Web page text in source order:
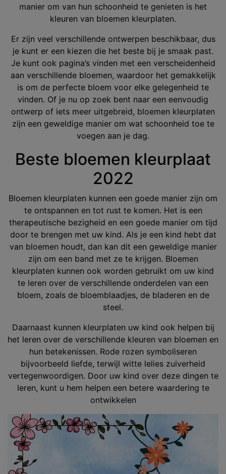
manier om van hun schoonheid te genieten is het
kleuren van bloemen kleurplaten.
Er zijn veel verschillende ontwerpen beschikbaar, dus
je kunt er een kiezen die het beste bij je smaak past.
Je kunt ook pagina’s vinden met een verscheidenheid
aan verschillende bloemen, waardoor het gemakkelijk
is om de perfecte bloem voor elke gelegenheid te
vinden. Of je nu op zoek bent naar een eenvoudig
ontwerp of iets meer uitgebreid, bloemen kleurplaten
zijn een geweldige manier om wat schoonheid toe te
voegen aan je dag.
Beste bloemen kleurplaat
2022
Bloemen kleurplaten kunnen een goede manier zijn om
te ontspannen en tot rust te komen. Het is een
therapeutische bezigheid en een goede manier om tijd
door te brengen met uw kind. Als je een kind hebt dat
van bloemen houdt, dan kan dit een geweldige manier
zijn om een band met ze te krijgen. Bloemen
kleurplaten kunnen ook worden gebruikt om uw kind
te leren over de verschillende onderdelen van een
bloem, zoals de bloemblaadjes, de bladeren en de
steel.
Daarnaast kunnen kleurplaten uw kind ook helpen bij
het leren over de verschillende kleuren van bloemen en
hun betekenissen. Rode rozen symboliseren
bijvoorbeeld liefde, terwijl witte lelies zuiverheid
vertegenwoordigen. Door uw kind over deze dingen te
leren, kunt u hem helpen een betere waardering te
ontwikkelen